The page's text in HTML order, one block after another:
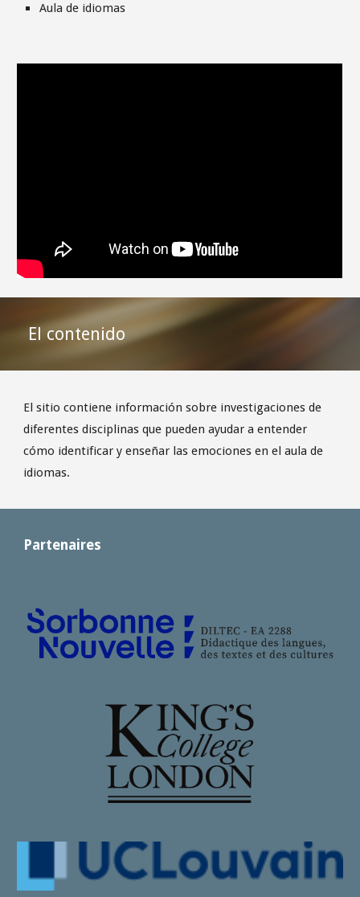
Aula de idiomas
El contenido
El sitio contiene información sobre investigaciones de
diferentes disciplinas que pueden ayudar a entender
cómo identificar y enseñar las emociones en el aula de
idiomas.
Partenaires